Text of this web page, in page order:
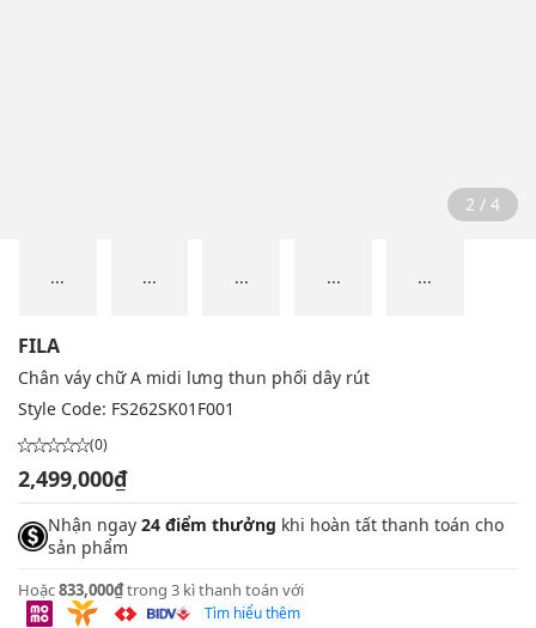
2 / 4
... ... ... ... ...
FILA
Chân váy chữ A midi lưng thun phối dây rút
Style Code: FS262SK01F001
(0)
2,499,000₫
Nhận ngay 24 điểm thưởng khi hoàn tất thanh toán cho
sản phẩm
Hoặc833,000₫trong 3 kì thanh toán với
Tìm hiểu thêm